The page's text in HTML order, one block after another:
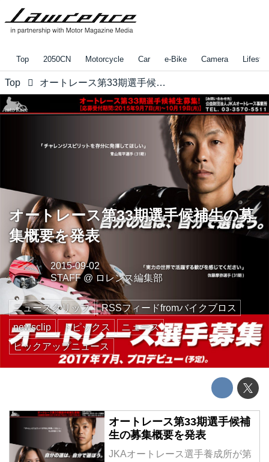
Top 2050CN Motorcycle Car e-Bike Camera
Top オートレース第33期選手候補生の募集概要を発表
オートレース第33期選手候補生の募
集概要を発表
2015-09-02
STAFF@ ロレンス編集部
ニュースクリップ
RSSフィードfromバイクブロス
newsclip
トピックス
ニュース
ピックアップニュース
オートレース第33期選手候補
生の募集概要を発表
JKAオートレース選手養成所が第